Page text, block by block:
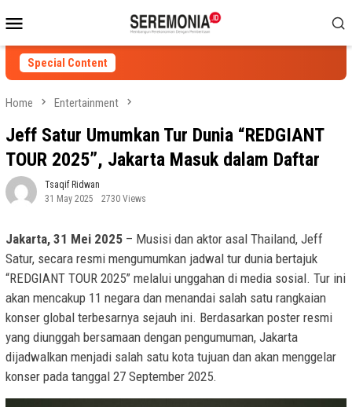
to
contentMenu
Special Content
Home Entertainment
Jeff Satur Umumkan Tur Dunia “REDGIANT
TOUR 2025”, Jakarta Masuk dalam Daftar
Tsaqif Ridwan
31 May 2025
2730 Views
Jakarta, 31 Mei 2025 – Musisi dan aktor asal Thailand, Jeff
Satur, secara resmi mengumumkan jadwal tur dunia bertajuk
“REDGIANT TOUR 2025” melalui unggahan di media sosial. Tur ini
akan mencakup 11 negara dan menandai salah satu rangkaian
konser global terbesarnya sejauh ini. Berdasarkan poster resmi
yang diunggah bersamaan dengan pengumuman, Jakarta
dijadwalkan menjadi salah satu kota tujuan dan akan menggelar
konser pada tanggal 27 September 2025.